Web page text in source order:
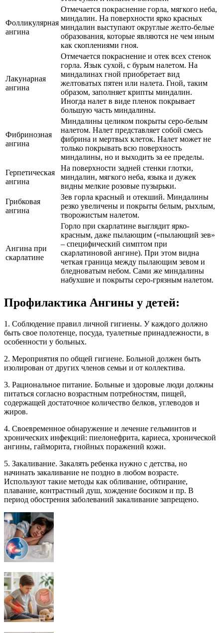
Фолликулярная
ангина
Отмечается покраснение горла, мягкого неба,
миндалин. На поверхности ярко красных
миндалин выступают округлые желто-белые
образования, которые являются не чем иным
как скоплениями гноя.
Лакунарная
ангина
Отмечается покраснение и отек всех стенок
горла. Язык сухой, с бурым налетом. На
миндалинах гной приобретает вид
желтоватых пятен или налета. Гной, таким
образом, заполняет крипты миндалин.
Иногда налет в виде пленок покрывает
большую часть миндалины.
Фибринозная
ангина
Миндалины целиком покрыты серо-белым
налетом. Налет представляет собой смесь
фибрина и мертвых клеток. Налет может не
только покрывать всю поверхность
миндалины, но и выходить за ее пределы.
Герпетическая
ангина
На поверхности задней стенки глотки,
миндалин, мягкого неба, языка и дужек
видны мелкие розовые пузырьки.
Грибковая
ангина
Зев горла красный и отекший. Миндалины
резко увеличены и покрыты белым, рыхлым,
творожистым налетом.
Ангина при
скарлатине
Горло при скарлатине выглядит ярко-
красным, даже пылающим («пылающий зев»
– специфический симптом при
скарлатиновой ангине). При этом видна
четкая граница между пылающим зевом и
бледноватым небом. Сами же миндалины
набухшие и покрыты серо-грязным налетом.
Профилактика Ангины у детей:
1. Соблюдение правил личной гигиены. У каждого должно
быть свое полотенце, посуда, туалетные принадлежности, в
особенности у больных.
2. Мероприятия по общей гигиене. Больной должен быть
изолирован от других членов семьи и от коллектива.
3. Рациональное питание. Больные и здоровые люди должны
питаться согласно возрастным потребностям, пищей,
содержащей достаточное количество белков, углеводов и
жиров.
4. Своевременное обнаружение и лечение гельминтов и
хронических инфекций: пиелонефрита, кариеса, хронической
ангины, гайморита, гнойных поражений кожи.
5. Закаливание. Закалять ребенка нужно с детства, но
начинать закаливание не поздно в любом возрасте.
Используют такие методы как обливание, обтирание,
плавание, контрастный душ, хождение босиком и пр. В
период обострения заболеваний закаливание запрещено.